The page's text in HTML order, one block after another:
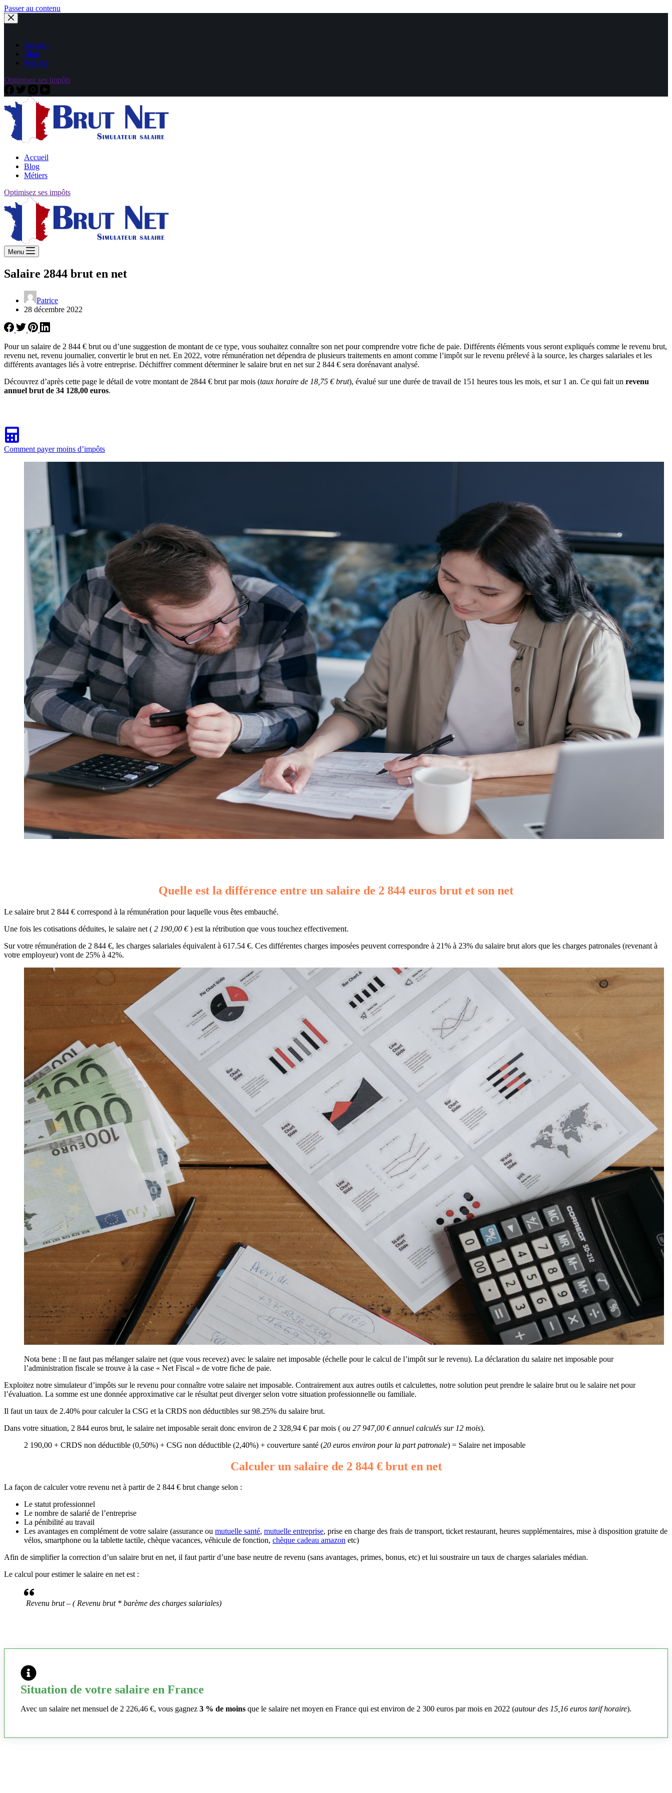
Passer au contenu
Accueil
Blog
Métiers
Optimisez ses impôts
Accueil
Blog
Métiers
Optimisez ses impôts
Menu
Salaire 2844 brut en net
Patrice
28 décembre 2022
Pour un salaire de 2 844 € brut ou d’une suggestion de montant de ce type, vous souhaitez connaître son net pour comprendre votre fiche de paie. Différents éléments vous seront expliqués comme le revenu brut,
revenu net, revenu journalier, convertir le brut en net. En 2022, votre rémunération net dépendra de plusieurs traitements en amont comme l’impôt sur le revenu prélevé à la source, les charges salariales et les
différents avantages liés à votre entreprise. Déchiffrer comment déterminer le salaire brut en net sur 2 844 € sera dorénavant analysé.
Découvrez d’après cette page le détail de votre montant de 2844 € brut par mois (taux horaire de 18,75 € brut), évalué sur une durée de travail de 151 heures tous les mois, et sur 1 an. Ce qui fait un revenu
annuel brut de 34 128,00 euros.
Comment payer moins d’impôts
Quelle est la différence entre un salaire de 2 844 euros brut et son net
Le salaire brut 2 844 € correspond à la rémunération pour laquelle vous êtes embauché.
Une fois les cotisations déduites, le salaire net ( 2 190,00 €) est la rétribution que vous touchez effectivement.
Sur votre rémunération de 2 844 €, les charges salariales équivalent à 617.54 €. Ces différentes charges imposées peuvent correspondre à 21% à 23% du salaire brut alors que les charges patronales (revenant à
votre employeur) vont de 25% à 42%.
Nota bene : Il ne faut pas mélanger salaire net (que vous recevez) avec le salaire net imposable (échelle pour le calcul de l’impôt sur le revenu). La déclaration du salaire net imposable pour
l’administration fiscale se trouve à la case « Net Fiscal » de votre fiche de paie.
Exploitez notre simulateur d’impôts sur le revenu pour connaître votre salaire net imposable. Contrairement aux autres outils et calculettes, notre solution peut prendre le salaire brut ou le salaire net pour
l’évaluation. La somme est une donnée approximative car le résultat peut diverger selon votre situation professionnelle ou familiale.
Il faut un taux de 2.40% pour calculer la CSG et la CRDS non déductibles sur 98.25% du salaire brut.
Dans votre situation, 2 844 euros brut, le salaire net imposable serait donc environ de 2 328,94 € par mois ( ou 27 947,00 € annuel calculés sur 12 mois).
2 190,00 + CRDS non déductible (0,50%) + CSG non déductible (2,40%) + couverture santé (20 euros environ pour la part patronale) = Salaire net imposable
Calculer un salaire de 2 844 € brut en net
La façon de calculer votre revenu net à partir de 2 844 € brut change selon :
Le statut professionnel
Le nombre de salarié de l’entreprise
La pénibilité au travail
Les avantages en complément de votre salaire (assurance ou mutuelle santé, mutuelle entreprise, prise en charge des frais de transport, ticket restaurant, heures supplémentaires, mise à disposition gratuite de
vélos, smartphone ou la tablette tactile, chèque vacances, véhicule de fonction, chèque cadeau amazon etc)
Afin de simplifier la correction d’un salaire brut en net, il faut partir d’une base neutre de revenu (sans avantages, primes, bonus, etc) et lui soustraire un taux de charges salariales médian.
Le calcul pour estimer le salaire en net est :
Revenu brut – ( Revenu brut * barème des charges salariales)
Situation de votre salaire en France
Avec un salaire net mensuel de 2 226,46 €, vous gagnez 3 % de moins que le salaire net moyen en France qui est environ de 2 300 euros par mois en 2022 (autour des 15,16 euros tarif horaire).